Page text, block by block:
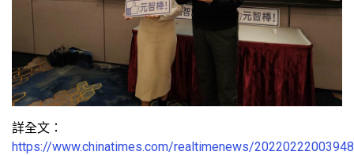
詳全文：
https://www.chinatimes.com/realtimenews/